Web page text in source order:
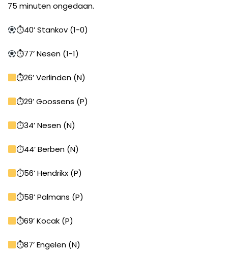
75 minuten ongedaan.
⏱40’ Stankov (1-0)
⏱77’ Nesen (1-1)
⏱26’ Verlinden (N)
⏱29’ Goossens (P)
⏱34’ Nesen (N)
⏱44’ Berben (N)
⏱56’ Hendrikx (P)
⏱58’ Palmans (P)
⏱69’ Kocak (P)
⏱87’ Engelen (N)